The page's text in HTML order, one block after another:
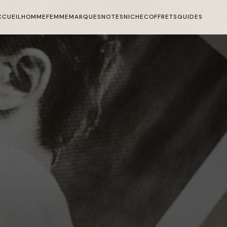
HOMMEFEMMEMARQUESNOTESNICHECOFFRETSGUIDES